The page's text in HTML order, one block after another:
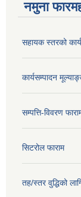
नमुना
सहायक स्तरको
कार्यसम्पादन
सम्पत्ति-विवरण
सिटरोल फाराम
तह/स्तर वुद्धिको